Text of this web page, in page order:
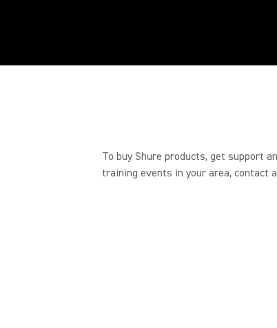
To buy Shure products, get support
training events in your area, contact